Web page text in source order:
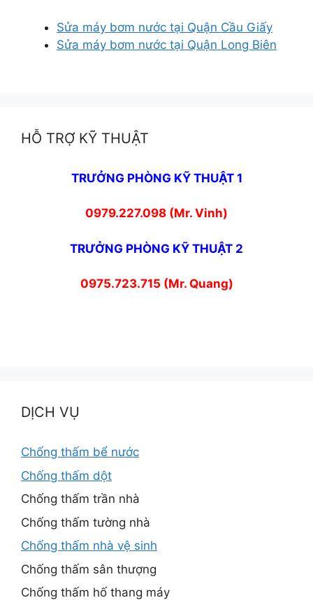
Sửa máy bơm nước tại Quận Cầu Giấy
Sửa máy bơm nước tại Quận Long Biên
HỖ TRỢ KỸ THUẬT
TRƯỞNG PHÒNG KỸ THUẬT 1
0979.227.098 (Mr. Vinh)
TRƯỞNG PHÒNG KỸ THUẬT 2
0975.723.715 (Mr. Quang)
DỊCH VỤ
Chống thấm bể nước
Chống thấm dột
Chống thấm trần nhà
Chống thấm tường nhà
Chống thấm nhà vệ sinh
Chống thấm sân thượng
Chống thấm hố thang máy